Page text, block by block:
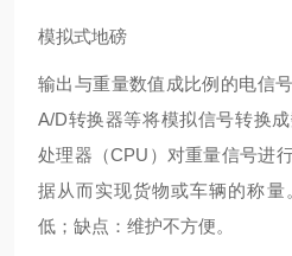
模拟式地磅
输出与重量数值成比例的电信
A/D转换器等将模拟信号转换
处理器（CPU）对重量信号进
据从而实现货物或车辆的称
低；缺点：维护不方便。